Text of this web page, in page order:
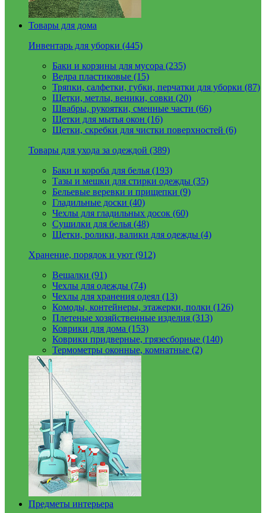
Товары для дома
Инвентарь для уборки (445)
Баки и корзины для мусора (235)
Ведра пластиковые (15)
Тряпки, салфетки, губки, перчатки для уборки (87)
Щетки, метлы, веники, совки (20)
Швабры, рукоятки, сменные части (66)
Щетки для мытья окон (16)
Щетки, скребки для чистки поверхностей (6)
Товары для ухода за одеждой (389)
Баки и короба для белья (193)
Тазы и мешки для стирки одежды (35)
Бельевые веревки и прищепки (9)
Гладильные доски (40)
Чехлы для гладильных досок (60)
Сушилки для белья (48)
Щетки, ролики, валики для одежды (4)
Хранение, порядок и уют (912)
Вешалки (91)
Чехлы для одежды (74)
Чехлы для хранения одеял (13)
Комоды, контейнеры, этажерки, полки (126)
Плетеные хозяйственные изделия (313)
Коврики для дома (153)
Коврики придверные, грязесборные (140)
Термометры оконные, комнатные (2)
Предметы интерьера